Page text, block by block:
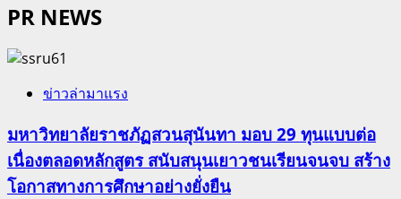
PR NEWS
ข่าวล่ามาแรง
มหาวิทยาลัยราชภัฏสวนสุนันทา มอบ 29 ทุนแบบต่อ
เนื่องตลอดหลักสูตร สนับสนุนเยาวชนเรียนจนจบ สร้าง
โอกาสทางการศึกษาอย่างยั่งยืน